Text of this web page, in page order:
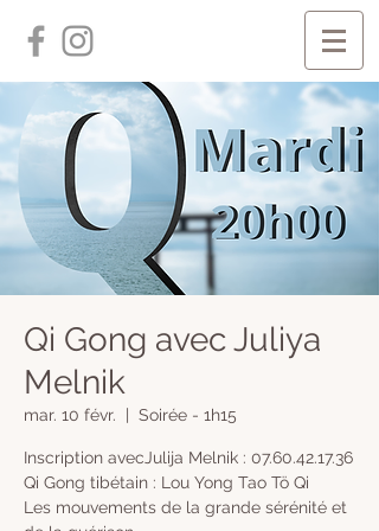
Qi Gong avec Juliya
Melnik
mar. 10 févr. Soirée - 1h15
Inscription avecJulija Melnik : 07.60.42.17.36
Qi Gong tibétain : Lou Yong Tao Tö Qi
Les mouvements de la grande sérénité et